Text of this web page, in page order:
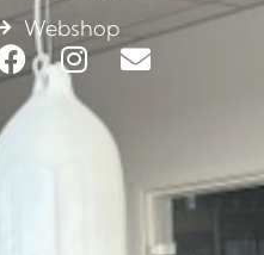
Webshop